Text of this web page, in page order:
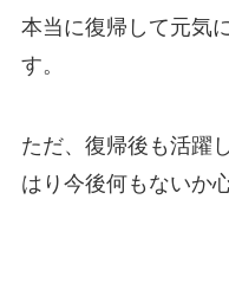
本当に復帰して元気
す。
ただ、復帰後も活躍
はり今後何もないか